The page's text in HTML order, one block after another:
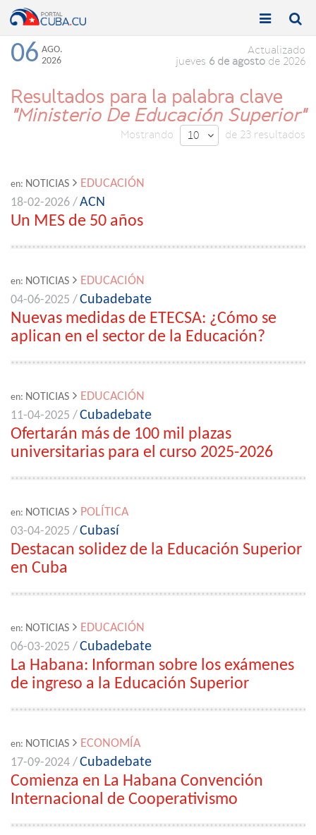
Toggle

Toggle

06 AGO.
2026
Actualizado
jueves 6 de agosto de 2026
Resultados para la palabra clave
"Ministerio De Educación Superior"
Mostrando 10  de 23 resultados
en: NOTICIAS
EDUCACIÓN
18-02-2026 /ACN
Un MES de 50 años
en: NOTICIAS
EDUCACIÓN
04-06-2025 /Cubadebate
Nuevas medidas de ETECSA: ¿Cómo se
aplican en el sector de la Educación?
en: NOTICIAS
EDUCACIÓN
11-04-2025 /Cubadebate
Ofertarán más de 100 mil plazas
universitarias para el curso 2025-2026
en: NOTICIAS
POLÍTICA
03-04-2025 /Cubasí
Destacan solidez de la Educación Superior
en Cuba
en: NOTICIAS
EDUCACIÓN
06-03-2025 /Cubadebate
La Habana: Informan sobre los exámenes
de ingreso a la Educación Superior
en: NOTICIAS
ECONOMÍA
17-09-2024 /Cubadebate
Comienza en La Habana Convención
Internacional de Cooperativismo